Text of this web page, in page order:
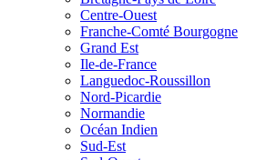
Centre-Ouest
Franche-Comté Bourgogne
Grand Est
Ile-de-France
Languedoc-Roussillon
Nord-Picardie
Normandie
Océan Indien
Sud-Est